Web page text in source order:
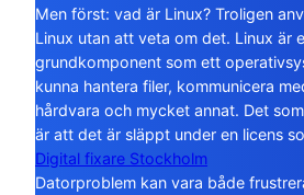
Men först: vad är Linux? Troligen
Linux utan att veta om det. Linux är
grundkomponent som ett
kunna hantera filer, kommunicera
hårdvara och mycket annat. Det
är att det är släppt under en licens
Digital fixare Stockholm
Datorproblem kan vara både